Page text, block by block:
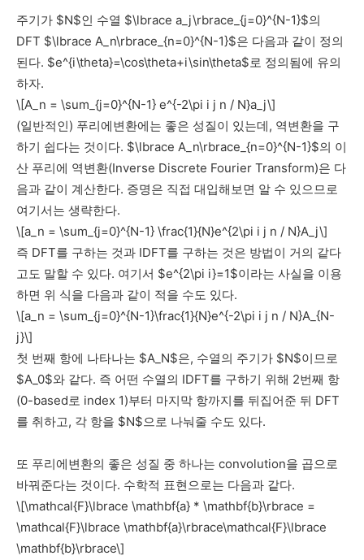
주기가 $N$인 수열 $\lbrace a_j\rbrace_{j=0}^{N-1}$의
DFT $\lbrace A_n\rbrace_{n=0}^{N-1}$은 다음과 같이 정의
된다. $e^{i\theta}=\cos\theta+i\sin\theta$로 정의됨에 유의
하자.
\[A_n = \sum_{j=0}^{N-1} e^{-2\pi i j n / N}a_j\]
(일반적인) 푸리에변환에는 좋은 성질이 있는데, 역변환을 구
하기 쉽다는 것이다. $\lbrace A_n\rbrace_{n=0}^{N-1}$의 이
산 푸리에 역변환(Inverse Discrete Fourier Transform)은 다
음과 같이 계산한다. 증명은 직접 대입해보면 알 수 있으므로
여기서는 생략한다.
\[a_n = \sum_{j=0}^{N-1} \frac{1}{N}e^{2\pi i j n / N}A_j\]
즉 DFT를 구하는 것과 IDFT를 구하는 것은 방법이 거의 같다
고도 말할 수 있다. 여기서 $e^{2\pi i}=1$이라는 사실을 이용
하면 위 식을 다음과 같이 적을 수도 있다.
\[a_n = \sum_{j=0}^{N-1}\frac{1}{N}e^{-2\pi i j n / N}A_{N-
j}\]
첫 번째 항에 나타나는 $A_N$은, 수열의 주기가 $N$이므로
$A_0$와 같다. 즉 어떤 수열의 IDFT를 구하기 위해 2번째 항
(0-based로 index 1)부터 마지막 항까지를 뒤집어준 뒤 DFT
를 취하고, 각 항을 $N$으로 나눠줄 수도 있다.
또 푸리에변환의 좋은 성질 중 하나는 convolution을 곱으로
바꿔준다는 것이다. 수학적 표현으로는 다음과 같다.
\[\mathcal{F}\lbrace \mathbf{a} * \mathbf{b}\rbrace =
\mathcal{F}\lbrace \mathbf{a}\rbrace\mathcal{F}\lbrace
\mathbf{b}\rbrace\]